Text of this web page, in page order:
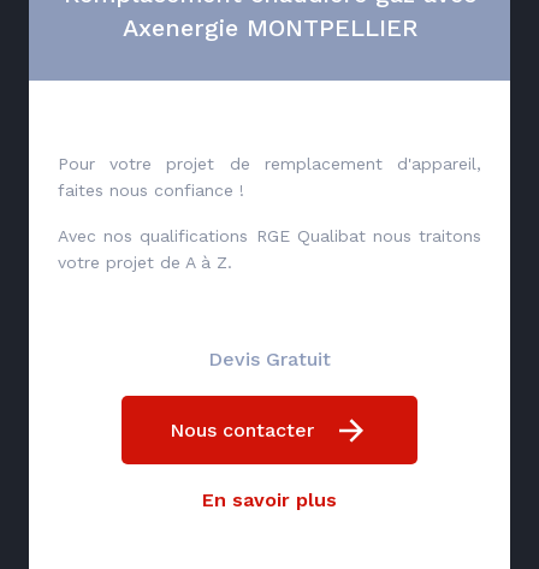
Axenergie MONTPELLIER
Pour votre projet de remplacement d'appareil,
faites nous confiance !
Avec nos qualifications RGE Qualibat nous traitons
votre projet de A à Z.
Devis Gratuit
Nous contacter
En savoir plus